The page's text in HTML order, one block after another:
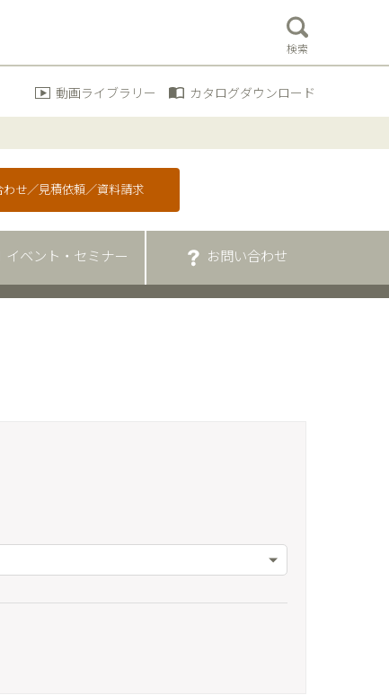
検索
動画ライブラリー カタログダウンロード
せ／見積依頼／資料請求
イベント・セミナー お問い合わせ